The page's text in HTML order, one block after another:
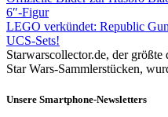
6″-Figur
LEGO verkündet: Republic
UCS-Sets!
Starwarscollector.de, der
Star Wars-Sammlerstücken,
Unsere Smartphone-Newsletters